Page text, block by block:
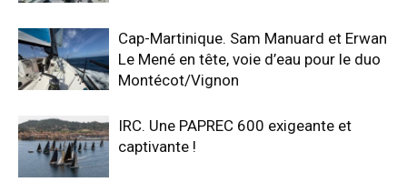
Cap-Martinique. Sam Manuard et Erwan
Le Mené en tête, voie d’eau pour le duo
Montécot/Vignon
IRC. Une PAPREC 600 exigeante et
captivante !